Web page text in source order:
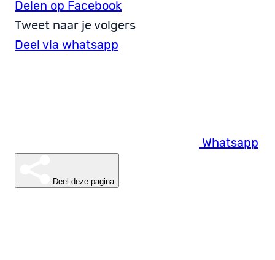
Delen op Facebook
Tweet naar je volgers
Deel via whatsapp
Whatsapp
Deel deze pagina